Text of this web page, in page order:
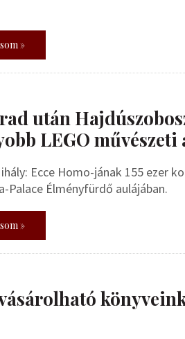
»
után
LEGO művészeti
Ecce Homo-jának 155 ezer
Palace Élményfürdő aulájában.
»